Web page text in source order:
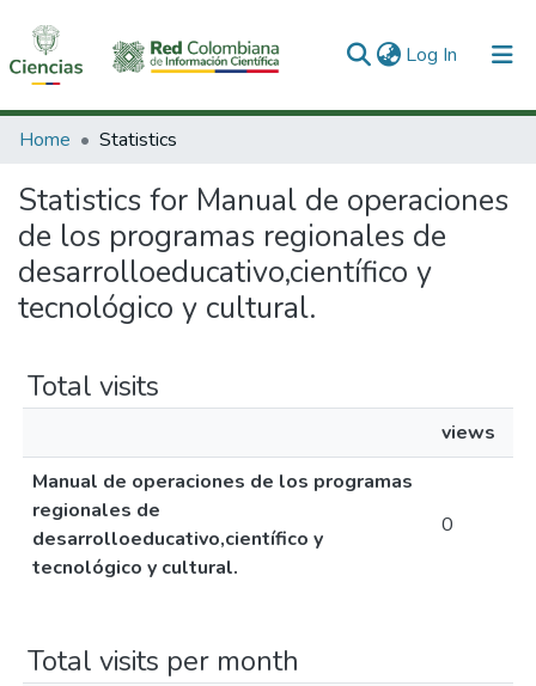
Log In (current)
Communities & Collections
All of DSpace
Home Statistics
Statistics for Manual de operaciones
de los programas regionales de
desarrolloeducativo,científico y
tecnológico y cultural.
Total visits
views
Manual de operaciones de los programas
regionales de
desarrolloeducativo,científico y
tecnológico y cultural.
0
Total visits per month